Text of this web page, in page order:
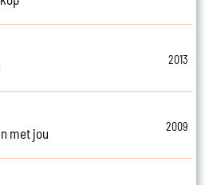
2013
met jou
2009